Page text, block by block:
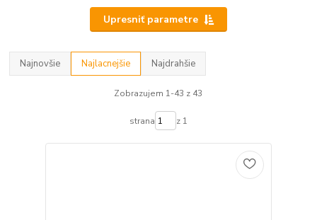
Upresniť parametre
Najnovšie Najlacnejšie Najdrahšie
Zobrazujem 1-43 z 43
strana z 1